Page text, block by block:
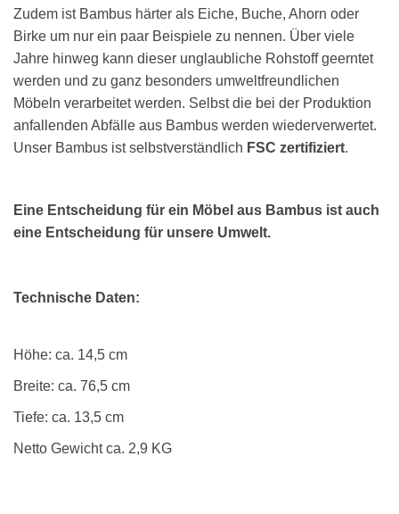
Zudem ist Bambus härter als Eiche, Buche, Ahorn oder
Birke um nur ein paar Beispiele zu nennen. Über viele
Jahre hinweg kann dieser unglaubliche Rohstoff geerntet
werden und zu ganz besonders umweltfreundlichen
Möbeln verarbeitet werden. Selbst die bei der Produktion
anfallenden Abfälle aus Bambus werden wiederverwertet.
Unser Bambus ist selbstverständlich FSC zertifiziert.
Eine Entscheidung für ein Möbel aus Bambus ist auch
eine Entscheidung für unsere Umwelt.
Technische Daten:
Höhe: ca. 14,5 cm
Breite: ca. 76,5 cm
Tiefe: ca. 13,5 cm
Netto Gewicht ca. 2,9 KG